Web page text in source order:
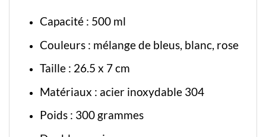
Capacité : 500 ml
Couleurs : mélange de bleus, blanc, rose
Taille : 26.5 x 7 cm
Matériaux : acier inoxydable 304
Poids : 300 grammes